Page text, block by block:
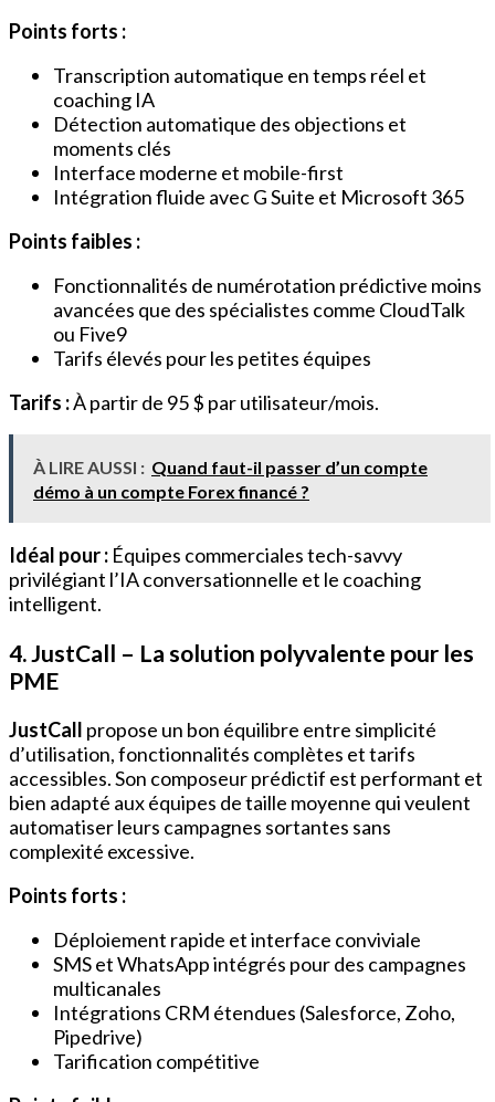
Points forts :
Transcription automatique en temps réel et
coaching IA
Détection automatique des objections et
moments clés
Interface moderne et mobile-first
Intégration fluide avec G Suite et Microsoft 365
Points faibles :
Fonctionnalités de numérotation prédictive moins
avancées que des spécialistes comme CloudTalk
ou Five9
Tarifs élevés pour les petites équipes
Tarifs :À partir de 95 $ par utilisateur/mois.
À LIRE AUSSI : Quand faut-il passer d’un compte
démo à un compte Forex financé ?
Idéal pour : Équipes commerciales tech-savvy
privilégiant l’IA conversationnelle et le coaching
intelligent.
4. JustCall – La solution polyvalente pour les
PME
JustCall propose un bon équilibre entre simplicité
d’utilisation, fonctionnalités complètes et tarifs
accessibles. Son composeur prédictif est performant et
bien adapté aux équipes de taille moyenne qui veulent
automatiser leurs campagnes sortantes sans
complexité excessive.
Points forts :
Déploiement rapide et interface conviviale
SMS et WhatsApp intégrés pour des campagnes
multicanales
Intégrations CRM étendues (Salesforce, Zoho,
Pipedrive)
Tarification compétitive